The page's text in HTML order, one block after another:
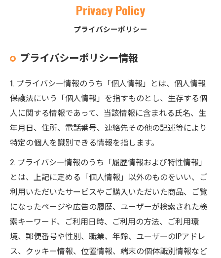
プライバシーポリシー
Privacy Policy
プライバシーポリシー情報
1. プライバシー情報のうち「個人情報」とは、個人情報
保護法にいう「個人情報」を指すものとし、生存する個
人に関する情報であって、当該情報に含まれる氏名、生
年月日、住所、電話番号、連絡先その他の記述等により
特定の個人を識別できる情報を指します。
2. プライバシー情報のうち「履歴情報および特性情報」
とは、上記に定める「個人情報」以外のものをいい、ご
利用いただいたサービスやご購入いただいた商品、ご覧
になったページや広告の履歴、ユーザーが検索された検
索キーワード、ご利用日時、ご利用の方法、ご利用環
境、郵便番号や性別、職業、年齢、ユーザーのIPアドレ
ス、クッキー情報、位置情報、端末の個体識別情報など